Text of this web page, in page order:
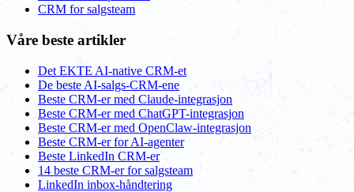
CRM for salgsteam
Våre beste artikler
Det EKTE AI-native CRM-et
De beste AI-salgs-CRM-ene
Beste CRM-er med Claude-integrasjon
Beste CRM-er med ChatGPT-integrasjon
Beste CRM-er med OpenClaw-integrasjon
Beste CRM-er for AI-agenter
Beste LinkedIn CRM-er
14 beste CRM-er for salgsteam
LinkedIn inbox-håndtering